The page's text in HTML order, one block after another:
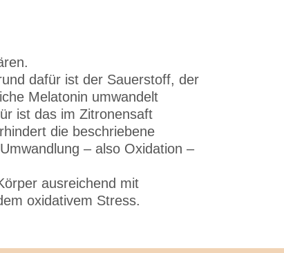
dafür ist der Sauerstoff, der
Melatonin umwandelt
ist das im Zitronensaft
die beschriebene
– also Oxidation –
ausreichend mit
oxidativem Stress.